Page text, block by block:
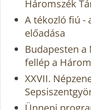
Háromszék
A tékozló fiú -
előadása
Budapesten a
fellép a
XXVII.